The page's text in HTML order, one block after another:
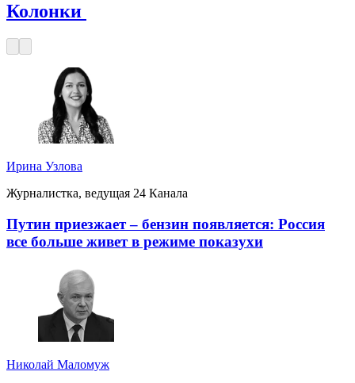
Колонки
Ирина Узлова
Журналистка, ведущая 24 Канала
Путин приезжает – бензин появляется: Россия
все больше живет в режиме показухи
Николай Маломуж